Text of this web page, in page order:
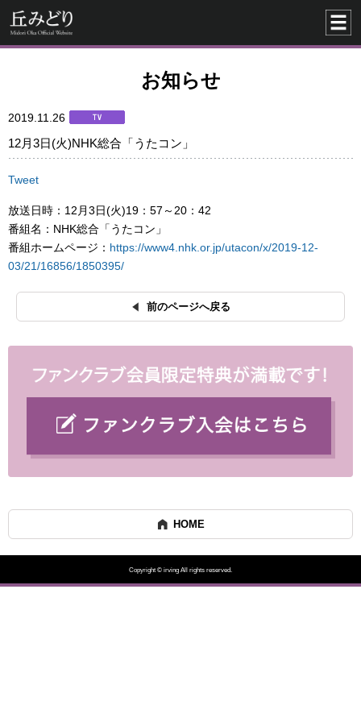
お知らせ
2019.11.26
12月3日(火)NHK総合「うたコン」
Tweet
放送日時：12月3日(火)19：57～20：42
番組名：NHK総合「うたコン」
番組ホームページ： https://www4.nhk.or.jp/utacon/x/2019-12-
03/21/16856/1850395/
前のページへ戻る
HOME
Copyright © irving All rights reserved.